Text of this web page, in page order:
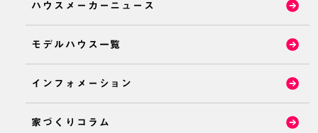
ハウスメーカーニュース
モデルハウス一覧
インフォメーション
家づくりコラム